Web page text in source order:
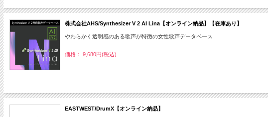
株式会社AHS/Synthesizer V 2 AI Lina【オンライン納品】【在庫あり】
やわらかく透明感のある歌声が特徴の女性歌声データベース
価格： 9,680円(税込)
EASTWEST/DrumX【オンライン納品】